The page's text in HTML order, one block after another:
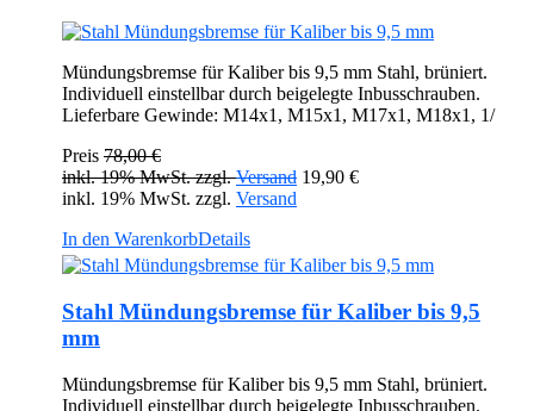
Mündungsbremse für Kaliber bis 9,5 mm Stahl, brüniert.
Individuell einstellbar durch beigelegte Inbusschrauben.
Lieferbare Gewinde: M14x1, M15x1, M17x1, M18x1, 1/
Preis 78,00 €
inkl. 19% MwSt. zzgl.Versand 19,90 €
inkl. 19% MwSt. zzgl. Versand
In den WarenkorbDetails
Stahl Mündungsbremse für Kaliber bis 9,5
mm
Mündungsbremse für Kaliber bis 9,5 mm Stahl, brüniert.
Individuell einstellbar durch beigelegte Inbusschrauben.